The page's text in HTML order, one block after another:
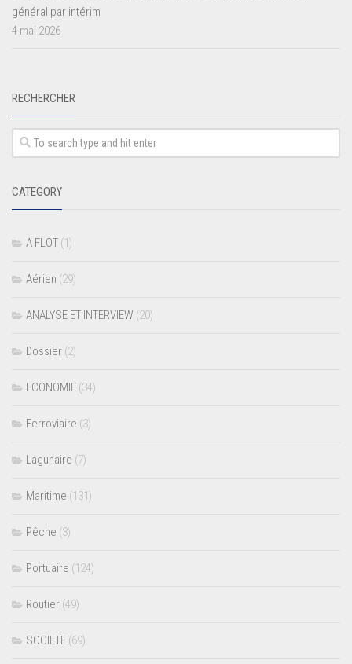
général par intérim
4 mai 2026
RECHERCHER
CATEGORY
A FLOT (1)
Aérien (29)
ANALYSE ET INTERVIEW (20)
Dossier (2)
ECONOMIE (34)
Ferroviaire (3)
Lagunaire (7)
Maritime (131)
Pêche (3)
Portuaire (124)
Routier (49)
SOCIETE (69)